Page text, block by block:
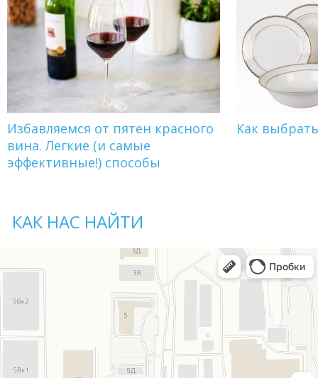
Избавляемся от пятен красного
вина. Легкие (и самые
эффективные!) способы
Как
КАК НАС НАЙТИ